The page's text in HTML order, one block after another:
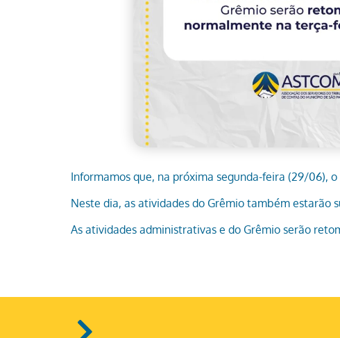
Informamos que, na próxima segunda-feira (29/06),
Neste dia, as atividades do Grêmio também estarão
As atividades administrativas e do Grêmio serão